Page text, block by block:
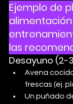
Ejemplo de
las
Desayuno (2-
Avena
frescas (ej.
Un puñado